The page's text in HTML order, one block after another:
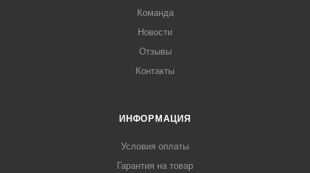
Команда
Новости
Отзывы
Контакты
ИНФОРМАЦИЯ
Условия оплаты
Гарантия на товар